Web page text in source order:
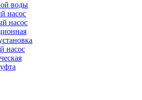
воды
насос
насос
насос